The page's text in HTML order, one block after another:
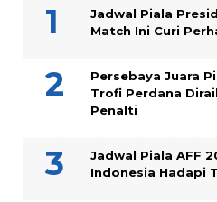
Jadwal Piala
Match Ini Curi
Persebaya Juara
Trofi Perdana
Penalti
Jadwal Piala AFF
Indonesia Hadapi